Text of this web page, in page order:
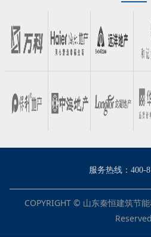
服务热线：400-
COPYRIGHT © 山东秦恒建筑节
Reserved